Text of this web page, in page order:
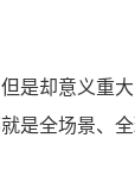
是却意义重
是全场景、全